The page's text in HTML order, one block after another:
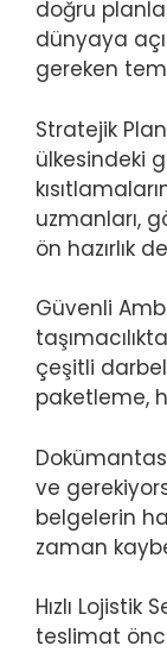
doğru
dünyaya
gereken
Stratejik
ülkesindeki
uzmanları,
ön hazırlık
Güvenli
çeşitli
paketleme,
ve
belgelerin
zaman
Hızlı
teslimat